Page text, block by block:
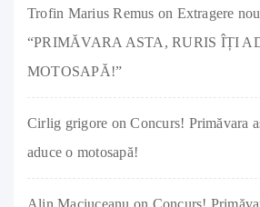
Trofin Marius Remus on Extragere
“PRIMĂVARA ASTA, RURIS ÎȚI
MOTOSAPĂ!”
Cirlig grigore onConcurs! Primăvara
aduce o motosapă!